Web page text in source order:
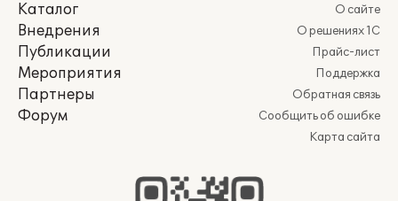
Каталог
Внедрения
Публикации
Мероприятия
Партнеры
Форум
О сайте
О решениях 1С
Прайс-лист
Поддержка
Обратная связь
Сообщить об ошибке
Карта сайта